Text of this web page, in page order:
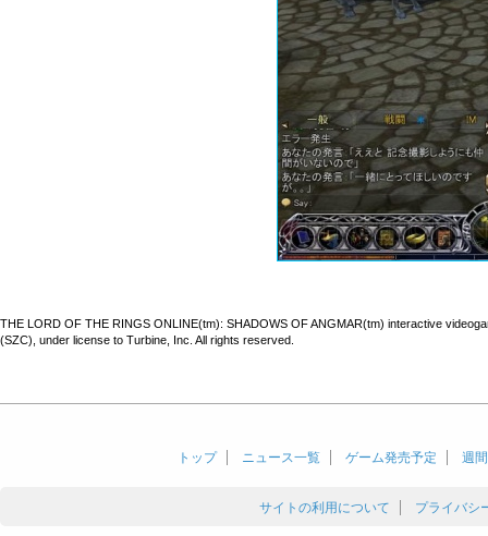
THE LORD OF THE RINGS ONLINE(tm): SHADOWS OF ANGMAR(tm) interactive
(SZC), under license to Turbine, Inc. All rights reserved.
トップ ニュース一覧 ゲーム発売予定 週
サイトの利用について プライバシ